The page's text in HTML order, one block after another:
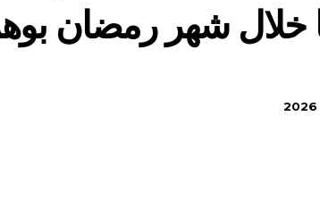
خلال شهر رمضان